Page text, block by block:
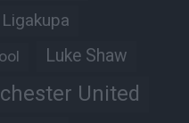
Ligakupa
Luke Shaw
United